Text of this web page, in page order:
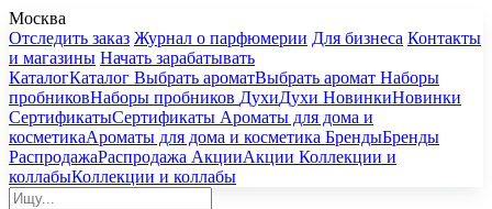
Москва
Отследить заказ Журнал о парфюмерии Для бизнеса Контакты
и магазины Начать зарабатывать
КаталогКаталог Выбрать ароматВыбрать аромат Наборы
пробниковНаборы пробников ДухиДухи НовинкиНовинки
СертификатыСертификаты Ароматы для дома и
косметикаАроматы для дома и косметика БрендыБренды
РаспродажаРаспродажа АкцииАкции Коллекции и
коллабыКоллекции и коллабы